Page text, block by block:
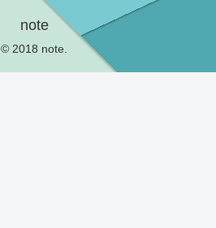
note
© 2018 note.